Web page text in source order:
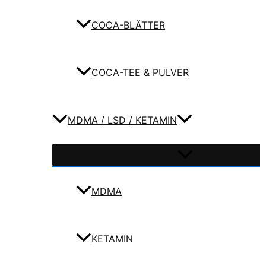
COCA-BLÄTTER
COCA-TEE & PULVER
MDMA / LSD / KETAMIN
MDMA
KETAMIN